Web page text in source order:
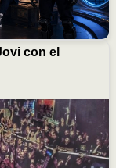
con el